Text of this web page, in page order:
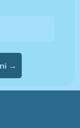
Nem akarok lemaradni →